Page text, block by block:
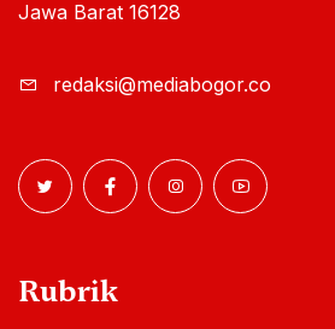
Jawa Barat 16128
redaksi@mediabogor.co
Rubrik